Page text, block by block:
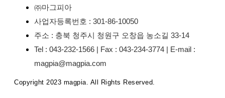
㈜마그피아
사업자등록번호 : 301-86-10050
주소 : 충북 청주시 청원구 오창읍 농소길 33-14
Tel : 043-232-1566 | Fax : 043-234-3774 | E-mail :
magpia@magpia.com
Copyright 2023 magpia. All Rights Reserved.